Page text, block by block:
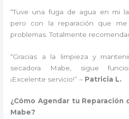
“Tuve una fuga de agua en mi
pero con la reparación que
problemas. Totalmente
“Gracias a la limpieza y
secadora Mabe, sigue
¡Excelente servicio!” – Patricia L.
¿Cómo Agendar tu Reparación
Mabe?